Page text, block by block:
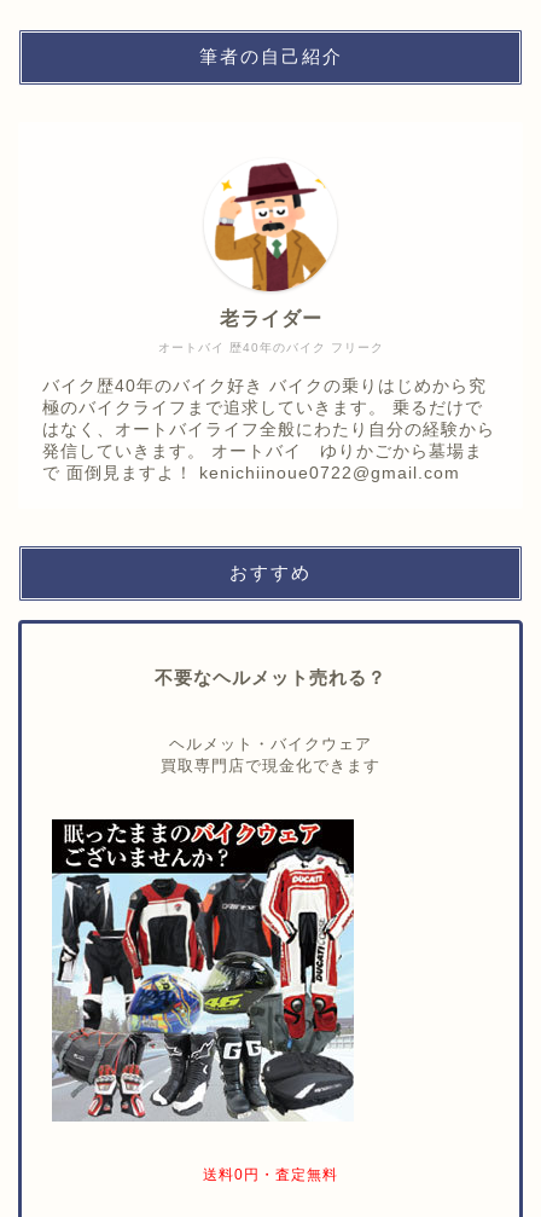
筆者の自己紹介
オートバイ 歴40年のバイク フリーク
老ライダー
バイク歴40年のバイク好き バイクの乗りはじめから究
極のバイクライフまで追求していきます。 乗るだけで
はなく、オートバイライフ全般にわたり自分の経験から
発信していきます。 オートバイ ゆりかごから墓場ま
で 面倒見ますよ！ kenichiinoue0722@gmail.com
おすすめ
不要なヘルメット売れる？
ヘルメット・バイクウェア
買取専門店で現金化できます
送料0円・査定無料